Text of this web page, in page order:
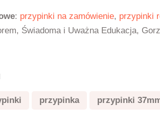
: przypinki na zamówienie, przypinki
Świadoma i Uważna Edukacja,
przypinka przypinki